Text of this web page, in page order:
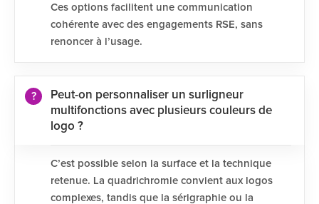
Ces options facilitent une communication
cohérente avec des engagements RSE, sans
renoncer à l’usage.
Peut-on personnaliser un surligneur
multifonctions avec plusieurs couleurs de
logo ?
C’est possible selon la surface et la technique
retenue. La quadrichromie convient aux logos
complexes, tandis que la sérigraphie ou la